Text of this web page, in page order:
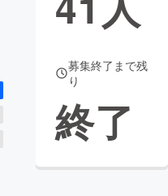
募集終了まで残
り
終了